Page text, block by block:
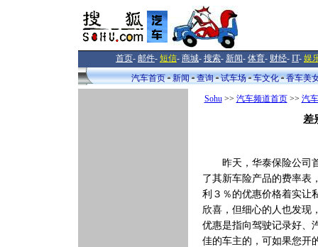
首页- 邮件- 短信- 商城- 搜索- 新闻- 体育- 财经- IT- 娱
汽车首页
新闻 查询 试车场 车文化 香车美
Sohu>> 汽车频道首页>> 汽
差
昨天，华泰保险公司
了其新车险产品的费率表
利３％的优惠价格着实让
欣喜，但细心的人也发现
优惠是指向驾驶记录好、
佳的车主的，可如果您开